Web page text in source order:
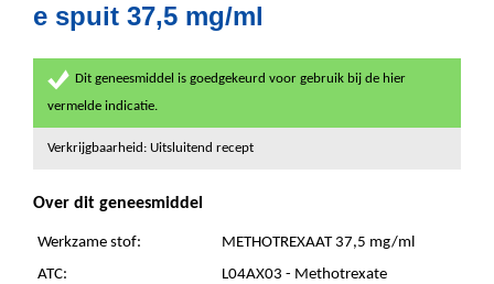
e spuit 37,5 mg/ml
Dit geneesmiddel is goedgekeurd voor gebruik bij de hier
vermelde indicatie.
Verkrijgbaarheid: Uitsluitend recept
Over dit geneesmiddel
Werkzame stof:
METHOTREXAAT 37,5 mg/ml
ATC:
L04AX03 - Methotrexate